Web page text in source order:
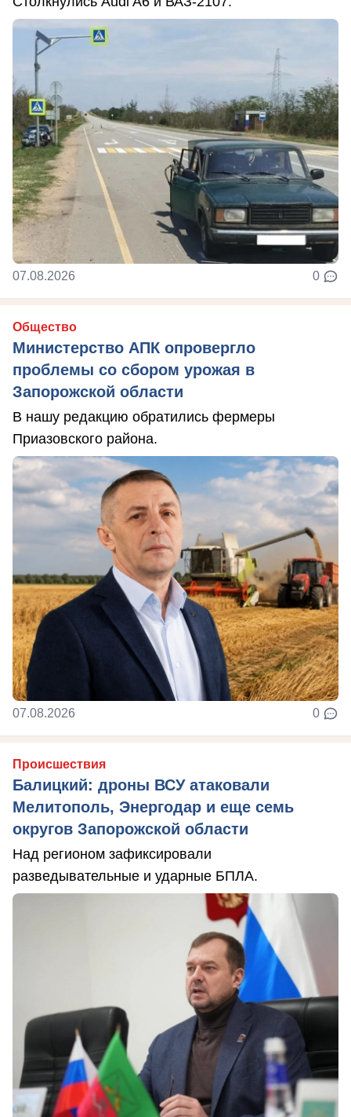
07.08.2026 0
Общество
Министерство АПК опровергло
проблемы со сбором урожая в
Запорожской области
В нашу редакцию обратились фермеры
Приазовского района.
07.08.2026 0
Происшествия
Балицкий: дроны ВСУ атаковали
Мелитополь, Энергодар и еще семь
округов Запорожской области
Над регионом зафиксировали
разведывательные и ударные БПЛА.